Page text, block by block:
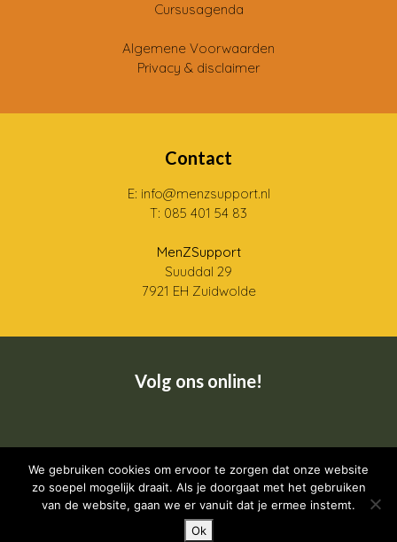
Cursusagenda
Algemene Voorwaarden
Privacy & disclaimer
Contact
E: info@menzsupport.nl
T: 085 401 54 83
MenZSupport
Suuddal 29
7921 EH Zuidwolde
Volg ons online!
Wij zijn een CRKBO geregistreerde instelling
We gebruiken cookies om ervoor te zorgen dat onze website
zo soepel mogelijk draait. Als je doorgaat met het gebruiken
van de website, gaan we er vanuit dat je ermee instemt.
Ok